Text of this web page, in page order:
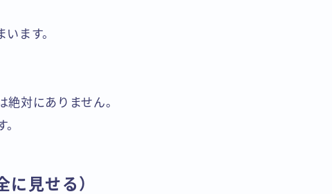
ます。
対にありません。
見せる）